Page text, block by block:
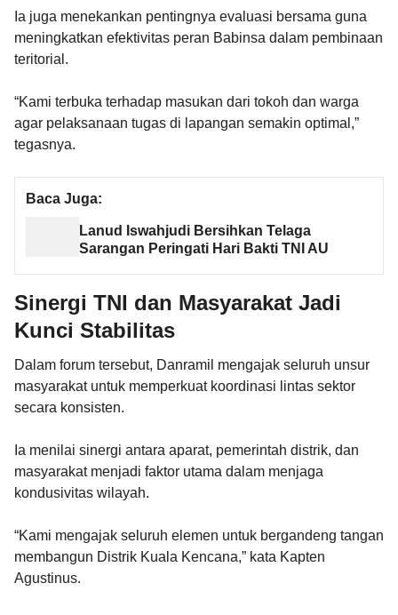
Ia juga menekankan pentingnya evaluasi bersama guna
meningkatkan efektivitas peran Babinsa dalam pembinaan
teritorial.
“Kami terbuka terhadap masukan dari tokoh dan warga
agar pelaksanaan tugas di lapangan semakin optimal,”
tegasnya.
Baca Juga:
Lanud Iswahjudi Bersihkan Telaga
Sarangan Peringati Hari Bakti TNI AU
Sinergi TNI dan Masyarakat Jadi
Kunci Stabilitas
Dalam forum tersebut, Danramil mengajak seluruh unsur
masyarakat untuk memperkuat koordinasi lintas sektor
secara konsisten.
Ia menilai sinergi antara aparat, pemerintah distrik, dan
masyarakat menjadi faktor utama dalam menjaga
kondusivitas wilayah.
“Kami mengajak seluruh elemen untuk bergandeng tangan
membangun Distrik Kuala Kencana,” kata Kapten
Agustinus.